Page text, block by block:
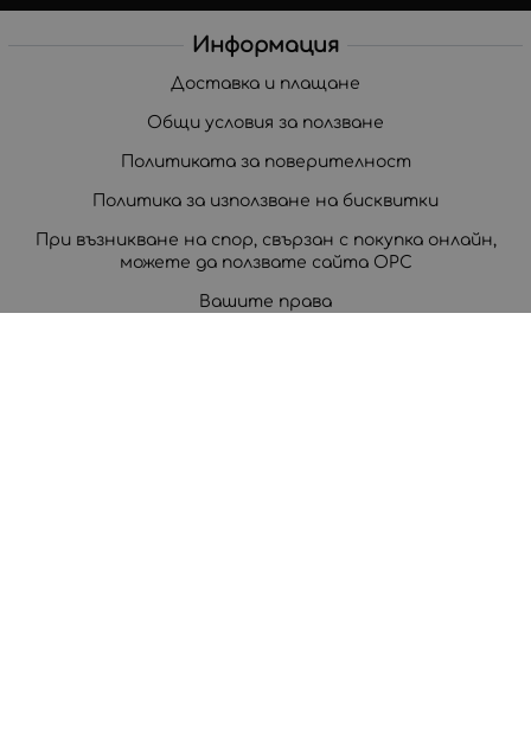
Информация
Доставка и плащане
Общи условия за ползване
Политиката за поверителност
Политика за използване на бисквитки
При възникване на спор, свързан с покупка онлайн,
можете да ползвате сайта ОРС
Вашите права